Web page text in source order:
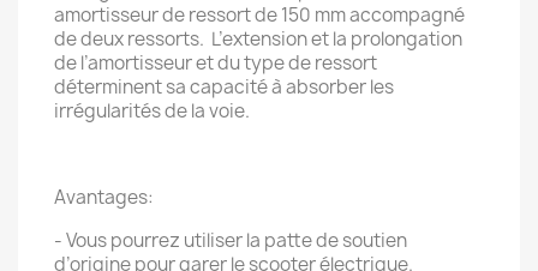
amortisseur de ressort de 150 mm accompagné
de deux ressorts. L’extension et la prolongation
de l’amortisseur et du type de ressort
déterminent sa capacité à absorber les
irrégularités de la voie.
Avantages:
- Vous pourrez utiliser la patte de soutien
d’origine pour garer le scooter électrique.